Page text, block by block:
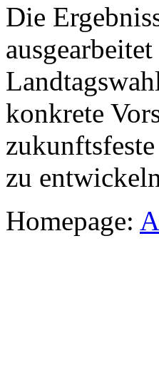
Die
konkrete
zu
Homepage: